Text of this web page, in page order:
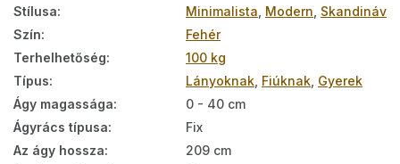
Stílusa: Minimalista Modern Skandináv
Szín:
Fehér
Terhelhetőség:
100 kg
Típus: Lányoknak Fiúknak Gyerek
Ágy magassága:
0 - 40 cm
Ágyrács típusa:
Fix
Az ágy hossza:
209 cm